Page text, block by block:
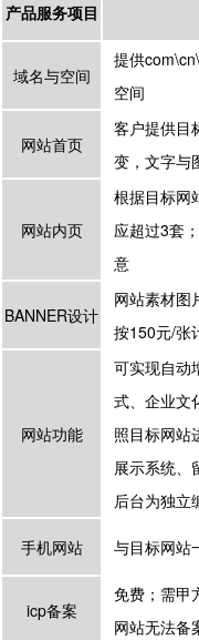
产品服务项目
域名与空间
提供
空间
网站首页
客户提供目
变，文字与
网站内页
根据目标网
应超过3套
意
BANNER设计
网站素材图
按150元/张
网站功能
可实现自动
式、企业文
照目标网站
展示系统、
后台为独立
手机网站 与目标网站
icp备案
免费；需甲
网站无法备